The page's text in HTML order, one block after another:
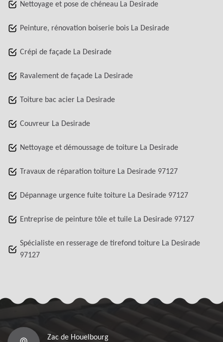
Nettoyage et pose de chéneau La Desirade
Peinture, rénovation boiserie bois La Desirade
Crépi de façade La Desirade
Ravalement de façade La Desirade
Toiture bac acier La Desirade
Couvreur La Desirade
Nettoyage et démoussage de toiture La Desirade
Travaux de réparation toiture La Desirade 97127
Dépannage urgence fuite toiture La Desirade 97127
Entreprise de peinture tôle et tuile La Desirade 97127
Spécialiste en resserage de tirefond toiture La Desirade
97127
Zac de Houelbourg